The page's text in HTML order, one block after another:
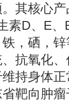
其核心
素D、E、
，硒，
抗氧化
持身体
靶向肿